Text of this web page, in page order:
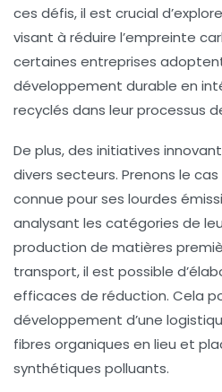
ces défis, il est crucial
visant à réduire l’empreinte
certaines entreprises
développement durable en
recyclés dans leur processus
De plus, des initiatives
divers secteurs. Prenons le
connue pour ses lourdes
analysant les catégories de
production de matières
transport, il est possible
efficaces de réduction. Cela
développement d’une
fibres organiques en lieu et
synthétiques polluants.